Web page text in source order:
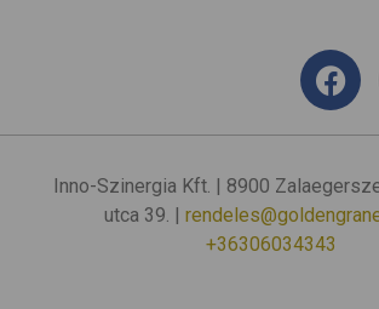
Inno-Szinergia Kft. | 8900
utca 39. |
+36306034343